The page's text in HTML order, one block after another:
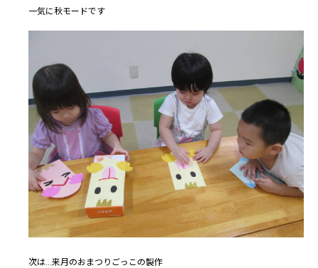
一気に秋モードです
次は...来月のおまつりごっこの製作